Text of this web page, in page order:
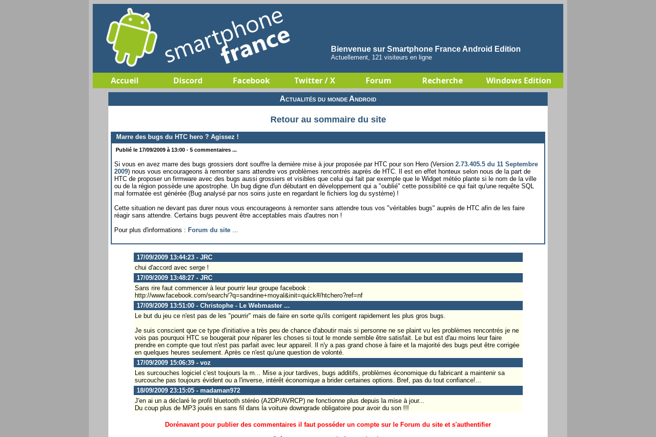
Bienvenue sur Smartphone France Android Edition
Actuellement, 121 visiteurs en ligne
Accueil Discord Facebook Twitter / X Forum Recherche Windows Edition
Actualités du monde Android
Retour au sommaire du site
Marre des bugs du HTC hero ? Agissez !
Publié le 17/09/2009 à 13:00 - 5 commentaires ...
Si vous en avez marre des bugs grossiers dont souffre la dernière mise à jour proposée par HTC pour son Hero (Version 2.73.405.5 du 11 Septembre
2009) nous vous encourageons à remonter sans attendre vos problèmes rencontrés auprès de HTC. Il est en effet honteux selon nous de la part de
HTC de proposer un firmware avec des bugs aussi grossiers et visibles que celui qui fait par exemple que le Widget météo plante si le nom de la ville
ou de la région possède une apostrophe. Un bug digne d'un débutant en développement qui a "oublié" cette possibilité ce qui fait qu'une requête SQL
mal formatée est générée (Bug analysé par nos soins juste en regardant le fichiers log du système) !
Cette situation ne devant pas durer nous vous encourageons à remonter sans attendre tous vos "véritables bugs" auprès de HTC afin de les faire
réagir sans attendre. Certains bugs peuvent être acceptables mais d'autres non !
Pour plus d'informations : Forum du site
17/09/2009 13:44:23 - JRC
chui d'accord avec serge !
17/09/2009 13:48:27 - JRC
Sans rire faut commencer à leur pourrir leur groupe facebook :
http://www.facebook.com/search/?q=sandrine+moyal&init=quick#/htchero?ref=nf
17/09/2009 13:51:00 - Christophe - Le Webmaster ...
Le but du jeu ce n'est pas de les "pourrir" mais de faire en sorte qu'ils corrigent rapidement les plus gros bugs.
Je suis conscient que ce type d'initiative a très peu de chance d'aboutir mais si personne ne se plaint vu les problèmes rencontrés je ne
vois pas pourquoi HTC se bougerait pour réparer les choses si tout le monde semble être satisfait. Le but est d'au moins leur faire
prendre en compte que tout n'est pas parfait avec leur appareil. Il n'y a pas grand chose à faire et la majorité des bugs peut être corrigée
en quelques heures seulement. Après ce n'est qu'une question de volonté.
17/09/2009 15:06:39 - voz
Les surcouches logiciel c'est toujours la m... Mise a jour tardives, bugs additifs, problèmes économique du fabricant a maintenir sa
surcouche pas toujours évident ou a l'inverse, intérêt économique a brider certaines options. Bref, pas du tout confiance!...
18/09/2009 23:15:05 - madaman972
J'en ai un a déclaré le profil bluetooth stéréo (A2DP/AVRCP) ne fonctionne plus depuis la mise à jour...
Du coup plus de MP3 joués en sans fil dans la voiture downgrade obligatoire pour avoir du son !!!
Dorénavant pour publier des commentaires il faut posséder un compte sur le Forum du site et s'authentifier